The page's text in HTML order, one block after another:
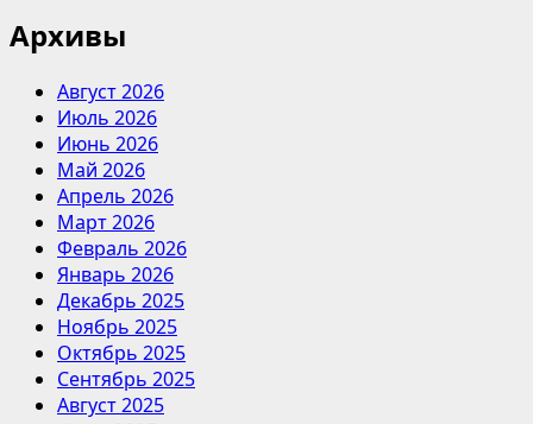
Архивы
Август 2026
Июль 2026
Июнь 2026
Май 2026
Апрель 2026
Март 2026
Февраль 2026
Январь 2026
Декабрь 2025
Ноябрь 2025
Октябрь 2025
Сентябрь 2025
Август 2025